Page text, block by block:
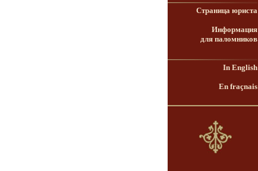
Страница юриста
Информация
для паломников
In English
En fraçnais